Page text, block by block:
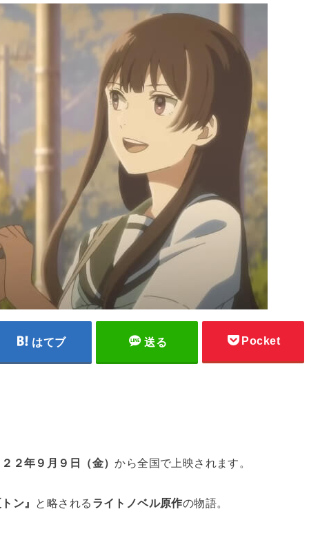
はてブ 送る Pocket
２２年９月９日（金）から全国で上映されます。
トン』 と略される ライトノベル原作の物語。